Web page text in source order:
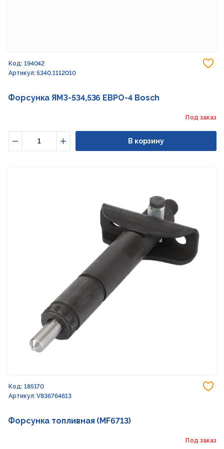
Код: 194042
Артикул: 5340.1112010
Форсунка ЯМЗ-534,536 ЕВРО-4 Bosch
Под заказ
Увеличить
В корзину
Код: 185170
Артикул: V836764613
Форсунка топливная (MF6713)
Под заказ